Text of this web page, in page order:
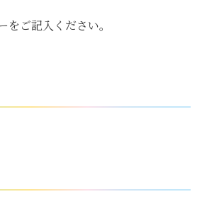
をご記入ください。